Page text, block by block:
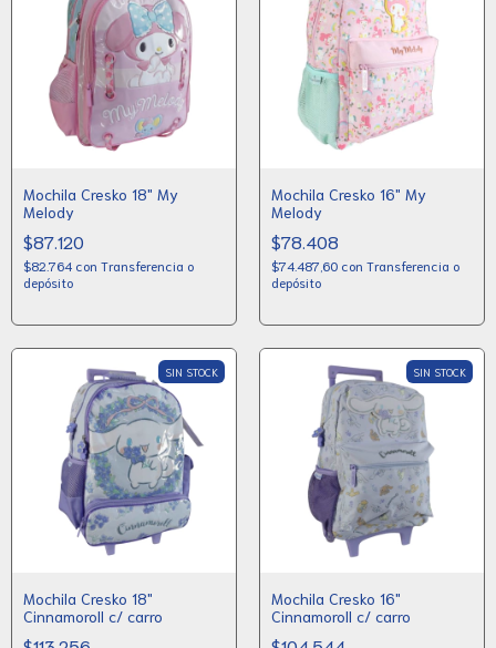
Mochila Cresko 18" My
Melody
$87.120
$82.764 con Transferencia o
depósito
Mochila Cresko 16" My
Melody
$78.408
$74.487,60 con Transferencia o
depósito
SIN STOCK
Mochila Cresko 18"
Cinnamoroll c/ carro
SIN STOCK
Mochila Cresko 16"
Cinnamoroll c/ carro